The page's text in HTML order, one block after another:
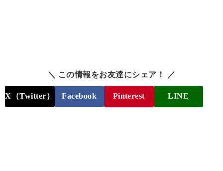
＼ この情報をお友達にシェア！ ／
X（Twitter） Facebook Pinterest LINE